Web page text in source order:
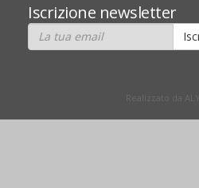
Iscrizione newsletter
Realizzato da